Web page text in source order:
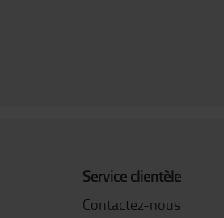
Service clientèle
Contactez-nous